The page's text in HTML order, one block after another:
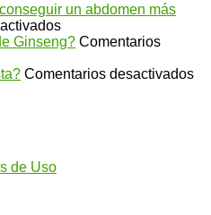
un abdomen más
en
Infusión
salvia
Ginseng? Comentarios
Comentarios desactivadosen
de Uso